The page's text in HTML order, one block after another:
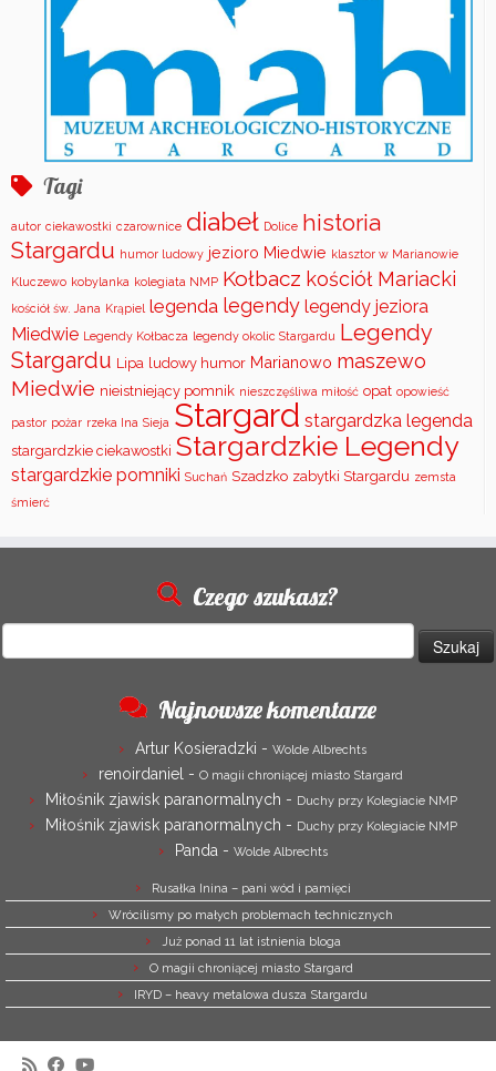
Tagi
autor ciekawostki czarownice diabeł Dolice historia
Stargardu humor ludowy jezioro Miedwie klasztor w Marianowie
Kluczewo kobylanka kolegiata NMP Kołbacz kościół Mariacki
kościół św. Jana Krąpiel legenda legendy legendy jeziora
Miedwie Legendy Kołbacza legendy okolic Stargardu Legendy
Stargardu Lipa ludowy humor Marianowo maszewo
Miedwie nieistniejący pomnik nieszczęśliwa miłość opat opowieść
pastor pożar rzeka Ina Sieja Stargard stargardzka legenda
stargardzkie ciekawostki Stargardzkie Legendy
stargardzkie pomniki Suchań Szadzko zabytki Stargardu zemsta
śmierć
Czego szukasz?
Najnowsze komentarze
Artur Kosieradzki - Wolde Albrechts
renoirdaniel - O magii chroniącej miasto Stargard
Miłośnik zjawisk paranormalnych - Duchy przy Kolegiacie NMP
Miłośnik zjawisk paranormalnych - Duchy przy Kolegiacie NMP
Panda - Wolde Albrechts
Rusałka Inina – pani wód i pamięci
Wrócilismy po małych problemach technicznych
Już ponad 11 lat istnienia bloga
O magii chroniącej miasto Stargard
IRYD – heavy metalowa dusza Stargardu